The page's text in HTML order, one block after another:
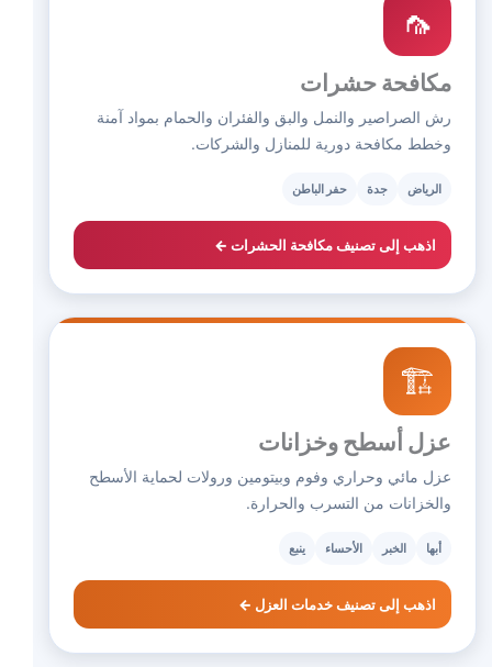
🦟
مكافحة حشرات
رش الصراصير والنمل والبق والفئران والحمام بمواد آمنة
وخطط مكافحة دورية للمنازل والشركات.
الرياض جدة حفر الباطن
اذهب إلى تصنيف مكافحة الحشرات ←
🏗️
عزل أسطح وخزانات
عزل مائي وحراري وفوم وبيتومين ورولات لحماية الأسطح
والخزانات من التسرب والحرارة.
أبها الخبر الأحساء ينبع
اذهب إلى تصنيف خدمات العزل ←